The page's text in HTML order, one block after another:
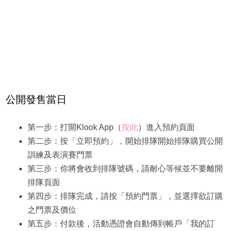
公開發售當日
第一步：打開Klook App（按此）進入預約頁面
第二步：按「立即預約」，開始排隊開始排隊購買公開
訓練及表演賽門票
第三步：你將會收到排隊號碼，請耐心等候並不要離開
排隊頁面
第四步：排隊完成，請按「預約門票」，並選擇欲訂購
之門票及價位
第五步：付款後，活動憑證會自動傳到帳戶「我的訂